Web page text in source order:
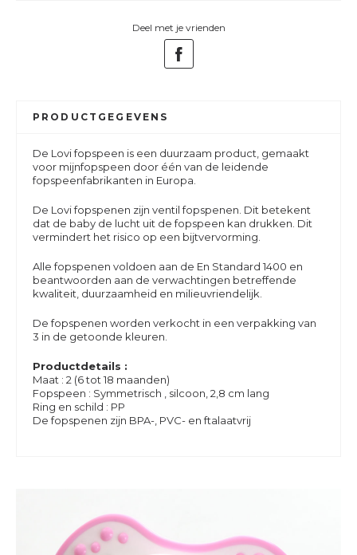
Deel met je vrienden
PRODUCTGEGEVENS
De Lovi fopspeen is een duurzaam product, gemaakt
voor mijnfopspeen door één van de leidende
fopspeenfabrikanten in Europa.
De Lovi fopspenen zijn ventil fopspenen. Dit betekent
dat de baby de lucht uit de fopspeen kan drukken. Dit
vermindert het risico op een bijtvervorming.
Alle fopspenen voldoen aan de En Standard 1400 en
beantwoorden aan de verwachtingen betreffende
kwaliteit, duurzaamheid en milieuvriendelijk.
De fopspenen worden verkocht in een verpakking van
3 in de getoonde kleuren.
Productdetails :
Maat : 2 (6 tot 18 maanden)
Fopspeen : Symmetrisch , silcoon, 2,8 cm lang
Ring en schild : PP
De fopspenen zijn BPA-, PVC- en ftalaatvrij